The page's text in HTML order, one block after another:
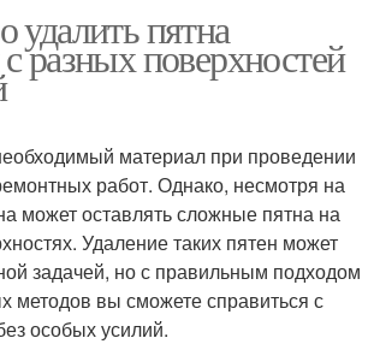
удалить пятна
разных поверхностей
материал при проведении
работ. Однако, несмотря на
может оставлять сложные пятна на
Удаление таких пятен может
задачей, но с правильным подходом
методов вы сможете справиться с
особых усилий.